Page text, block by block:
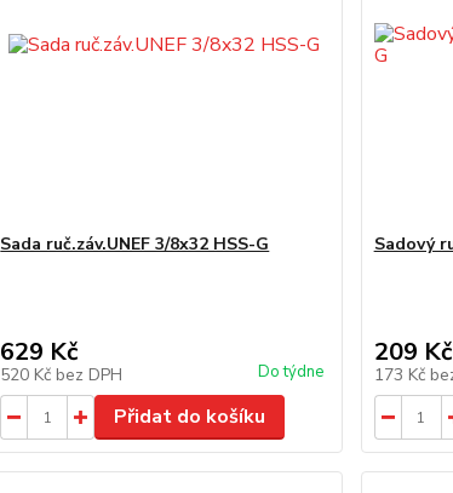
Sada ruč.záv.UNEF 3/8x32 HSS-G
629 Kč
520 Kč bez DPH Do týdne
Přidat do košíku
Sadový
209 Kč
173 Kč